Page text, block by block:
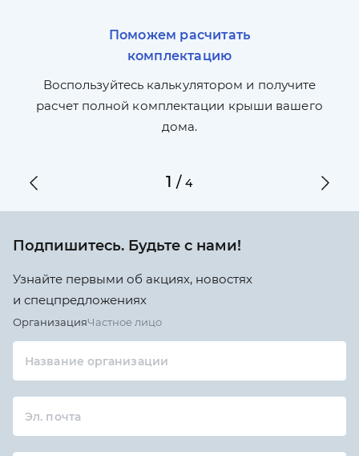
Поможем расчитать
комплектацию
Воспользуйтесь калькулятором и получите
расчет полной комплектации крыши вашего
дома.
1 /4
Подпишитесь. Будьте с нами!
Узнайте первыми об акциях, новостях
и спецпредложениях
ОрганизацияЧастное лицо
Название организации
Эл. почта